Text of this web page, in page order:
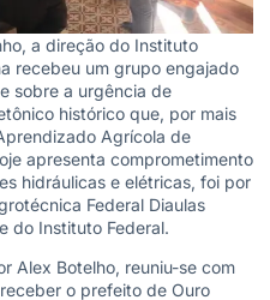
a direção do Instituto
recebeu um grupo engajado
sobre a urgência de
histórico que, por mais
Agrícola de
apresenta comprometimento
hidráulicas e elétricas, foi por
Federal Diaulas
do Instituto Federal.
Alex Botelho, reuniu-se com
o prefeito de Ouro